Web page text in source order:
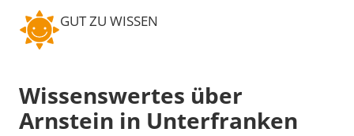
GUT ZU WISSEN
Wissenswertes über
Arnstein in Unterfranken